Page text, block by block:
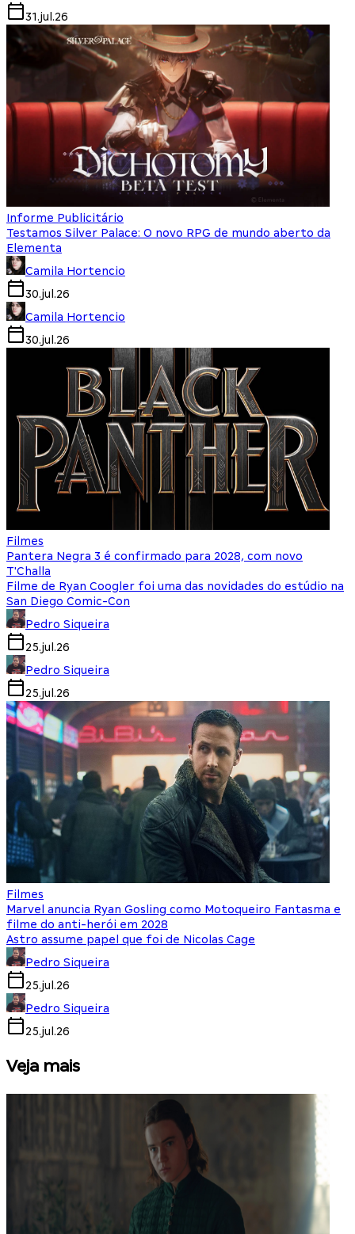
31.jul.26
Informe Publicitário
Testamos Silver Palace: O novo RPG de mundo aberto da
Elementa
Camila Hortencio
30.jul.26
Camila Hortencio
30.jul.26
Filmes
Pantera Negra 3 é confirmado para 2028, com novo
T'Challa
Filme de Ryan Coogler foi uma das novidades do estúdio na
San Diego Comic-Con
Pedro Siqueira
25.jul.26
Pedro Siqueira
25.jul.26
Filmes
Marvel anuncia Ryan Gosling como Motoqueiro Fantasma e
filme do anti-herói em 2028
Astro assume papel que foi de Nicolas Cage
Pedro Siqueira
25.jul.26
Pedro Siqueira
25.jul.26
Veja mais